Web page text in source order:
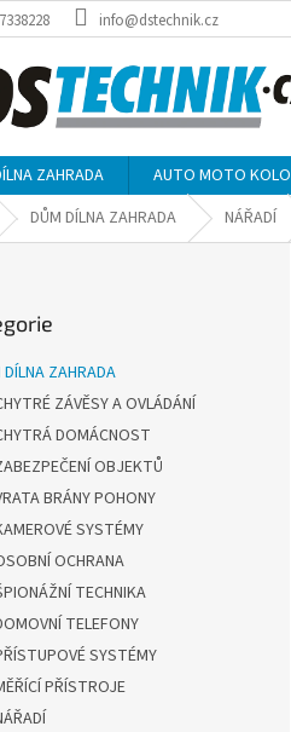
info@dstechnik.cz
ZAHRADA AUTO MOTO KOLO
DŮM DÍLNA ZAHRADA NÁŘADÍ
DÍLNA ZAHRADA
ZÁVĚSY A OVLÁDÁNÍ
DOMÁCNOST
OBJEKTŮ
BRÁNY POHONY
SYSTÉMY
OCHRANA
TECHNIKA
TELEFONY
SYSTÉMY
PŘÍSTROJE